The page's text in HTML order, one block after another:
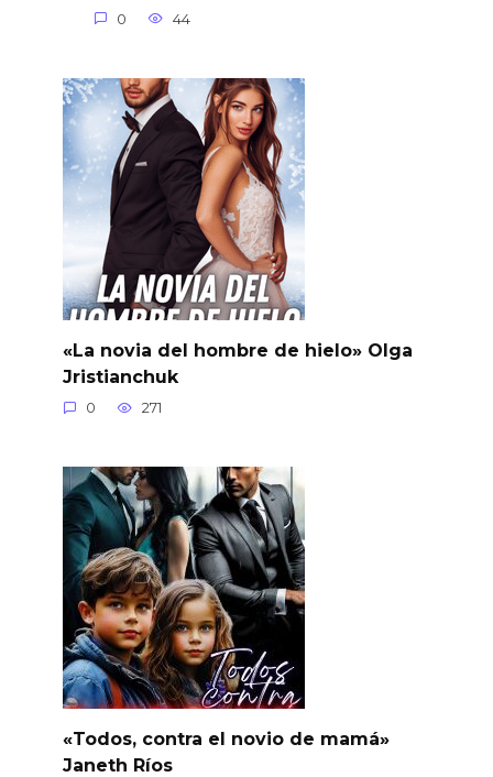
0 44
«La novia del hombre de hielo» Olga
Jristianchuk
0 271
«Todos, contra el novio de mamá»
Janeth Ríos